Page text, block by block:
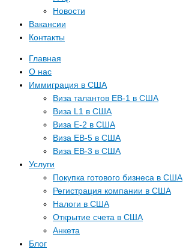
Новости
Вакансии
Контакты
Главная
О нас
Иммиграция в США
Виза талантов EB-1 в США
Виза L1 в США
Виза E-2 в США
Виза EB-5 в США
Виза EB-3 в США
Услуги
Покупка готового бизнеса в США
Регистрация компании в США
Налоги в США
Открытие счета в США
Анкета
Блог